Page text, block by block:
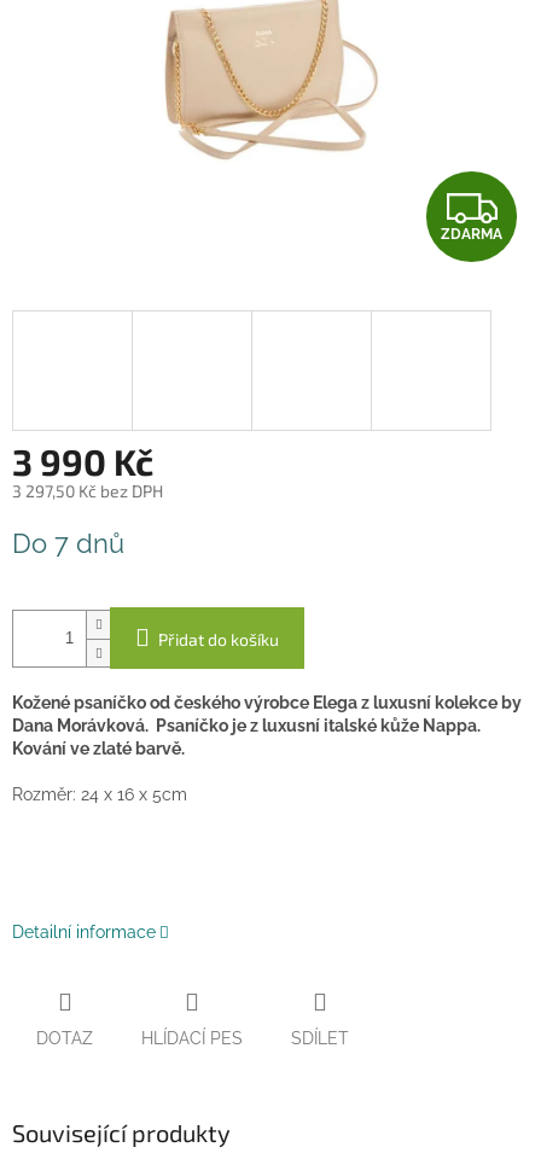
Z
D
ZDARMA
3 990 Kč
3 297,50 Kč bez DPH
cena:
Do 7 dnů
Přidat do košíku
Kožené psaníčko od českého výrobce Elega z luxusní kolekce by
Dana Morávková. Psaníčko je z luxusní italské kůže Nappa.
Kování ve zlaté barvě.
Rozměr: 24 x 16 x 5cm
Detailní informace
DOTAZ HLÍDACÍ PES SDÍLET
Související produkty